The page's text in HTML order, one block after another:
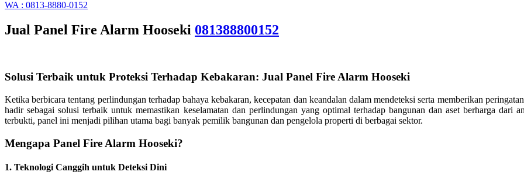
WA : 0813-8880-0152
Jual Panel Fire Alarm Hooseki 081388800152
Solusi Terbaik untuk Proteksi Terhadap Kebakaran: Jual Panel Fire Alarm Hooseki
Ketika berbicara tentang perlindungan terhadap bahaya kebakaran, kecepatan dan keandalan dalam mendeteksi serta memberikan
hadir sebagai solusi terbaik untuk memastikan keselamatan dan perlindungan yang optimal terhadap bangunan dan aset berharga dari
terbukti, panel ini menjadi pilihan utama bagi banyak pemilik bangunan dan pengelola properti di berbagai sektor.
Mengapa Panel Fire Alarm Hooseki?
1. Teknologi Canggih untuk Deteksi Dini